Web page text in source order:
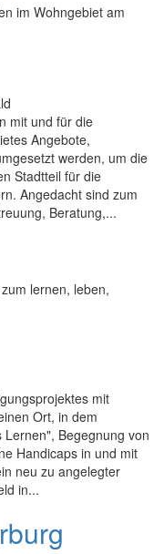
im Wohngebiet am
mit und für die
Angebote,
werden, um die
Stadtteil für die
Angedacht sind zum
Beratung,...
lernen, leben,
mit
Ort, in dem
Begegnung von
Handicaps in und mit
neu zu angelegter
in...